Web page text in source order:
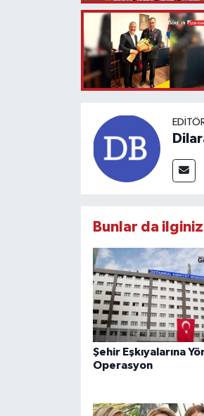
Bunlar da
Şehir Eşkıyalarına
Operasyon